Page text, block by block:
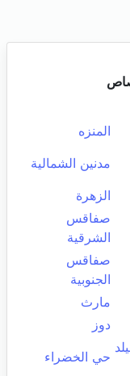
المنزه
مدنين الشمالية
الزهرة
صفاقس
الشرقية
صفاقس
الجنوبية
مارث
دوز
حي الخضراء